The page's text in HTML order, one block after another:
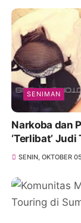
SENIMAN
Narkoba dan
‘Terlibat’
SENIN, OKTOBER